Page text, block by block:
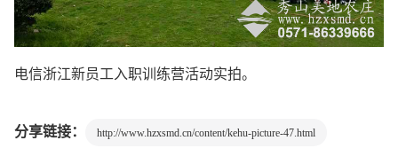
电信浙江新员工入职训练营活动实拍。
分享链接： http://www.hzxsmd.cn/content/kehu-picture-47.html